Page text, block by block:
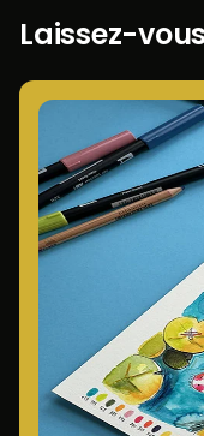
Laissez-vous